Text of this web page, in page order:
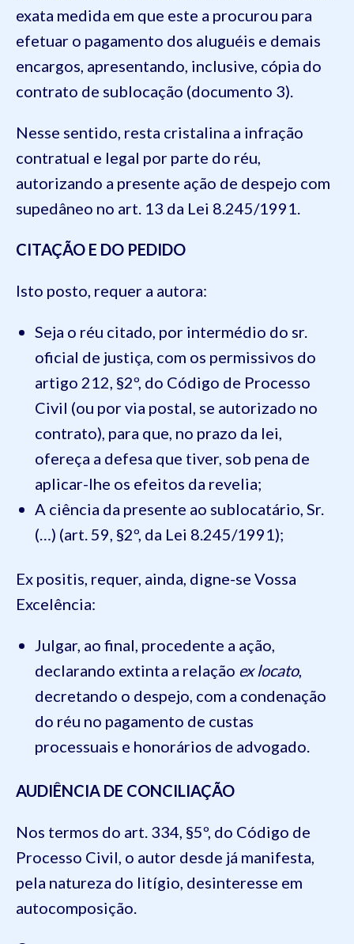
exata medida em que este a procurou para
efetuar o pagamento dos aluguéis e demais
encargos, apresentando, inclusive, cópia do
contrato de sublocação (documento 3).
Nesse sentido, resta cristalina a infração
contratual e legal por parte do réu,
autorizando a presente ação de despejo com
supedâneo no art. 13 da Lei 8.245/1991.
CITAÇÃO E DO PEDIDO
Isto posto, requer a autora:
Seja o réu citado, por intermédio do sr.
oficial de justiça, com os permissivos do
artigo 212, §2º, do Código de Processo
Civil (ou por via postal, se autorizado no
contrato), para que, no prazo da lei,
ofereça a defesa que tiver, sob pena de
aplicar-lhe os efeitos da revelia;
A ciência da presente ao sublocatário, Sr.
(…) (art. 59, §2º, da Lei 8.245/1991);
Ex positis, requer, ainda, digne-se Vossa
Excelência:
Julgar, ao final, procedente a ação,
declarando extinta a relação ex locato,
decretando o despejo, com a condenação
do réu no pagamento de custas
processuais e honorários de advogado.
AUDIÊNCIA DE CONCILIAÇÃO
Nos termos do art. 334, §5º, do Código de
Processo Civil, o autor desde já manifesta,
pela natureza do litígio, desinteresse em
autocomposição.